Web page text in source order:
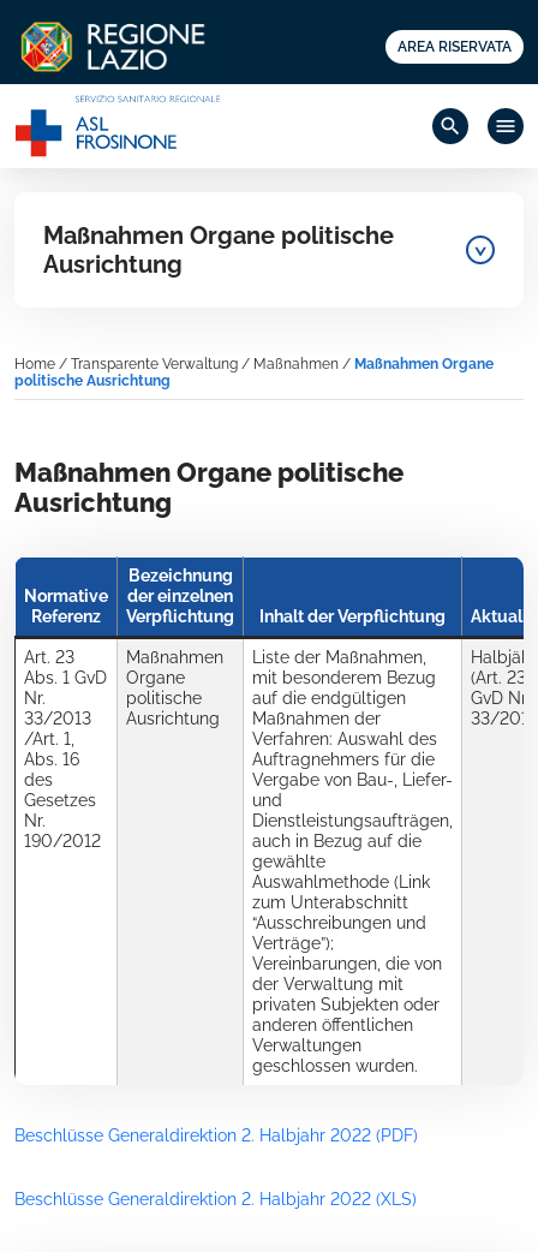
AREA RISERVATA
search menu
Maßnahmen Organe politische
Ausrichtung
Home / Transparente Verwaltung / Maßnahmen / Maßnahmen Organe
politische Ausrichtung
Maßnahmen Organe politische
Ausrichtung
Normative
Referenz
Bezeichnung
der einzelnen
Verpflichtung
Inhalt der Verpflichtung
Art. 23
Abs. 1 GvD
Nr.
33/2013
/Art. 1,
Abs. 16
des
Gesetzes
Nr.
190/2012
Maßnahmen
Organe
politische
Ausrichtung
Liste der Maßnahmen,
mit besonderem Bezug
auf die endgültigen
Maßnahmen der
Verfahren: Auswahl des
Auftragnehmers für die
Vergabe von Bau-, Liefer-
und
Dienstleistungsaufträgen,
auch in Bezug auf die
gewählte
Auswahlmethode (Link
zum Unterabschnitt
“Ausschreibungen und
Verträge”);
Vereinbarungen, die von
der Verwaltung mit
privaten Subjekten oder
anderen öffentlichen
Verwaltungen
geschlossen wurden.
(Art. 23
GvD Nr.
33/
Beschlüsse Generaldirektion 2. Halbjahr 2022 (PDF)
Beschlüsse Generaldirektion 2. Halbjahr 2022 (XLS)